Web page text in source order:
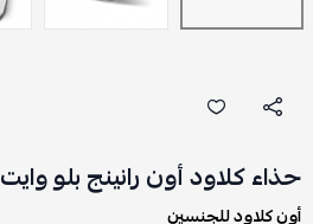
حذاء كلاود أون رانينج بلو وايت
أون كلاود للجنسين